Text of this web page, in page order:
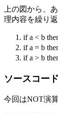
上の図から、
理内容を繰り返
if a < b
if a = b
if a > b
ソースコード
今回はNOT演